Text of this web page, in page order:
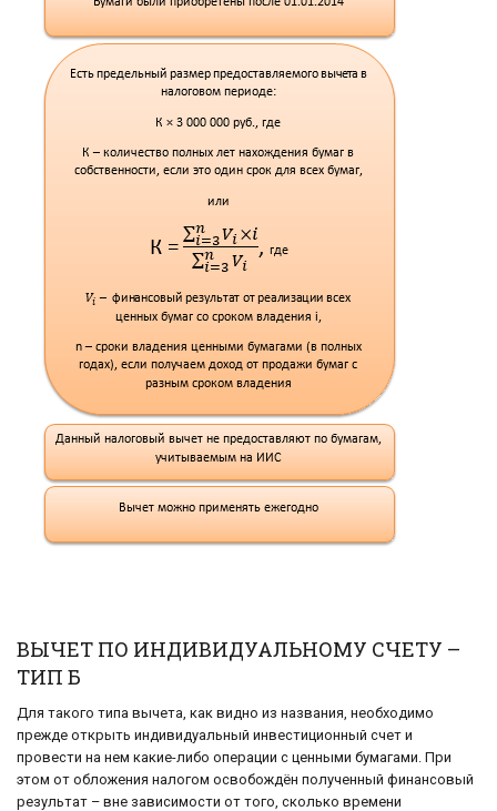
ВЫЧЕТ ПО ИНДИВИДУАЛЬНОМУ СЧЕТУ –
ТИП Б
Для такого типа вычета, как видно из названия, необходимо
прежде открыть индивидуальный инвестиционный счет и
провести на нем какие-либо операции с ценными бумагами. При
этом от обложения налогом освобождён полученный финансовый
результат – вне зависимости от того, сколько времени